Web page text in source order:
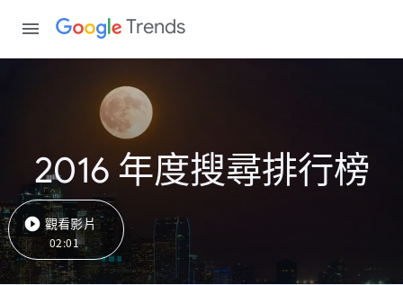
Trends
2016 年度搜尋排行榜
觀看影片
02:01